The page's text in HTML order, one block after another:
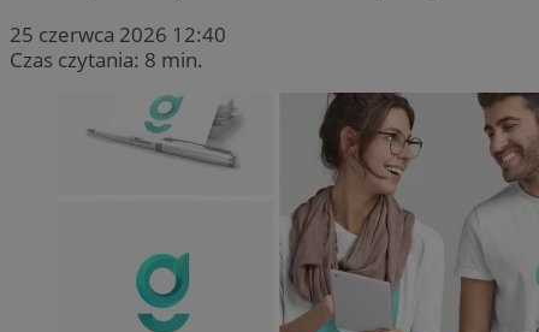
25 czerwca 2026 12:40
Czas czytania: 8 min.